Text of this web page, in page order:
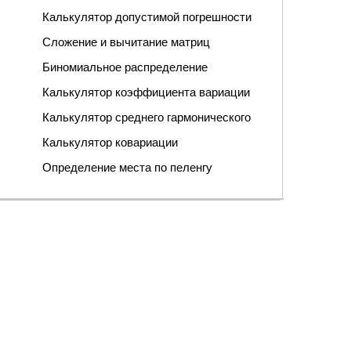
Калькулятор допустимой погрешности
Сложение и вычитание матриц
Биномиальное распределение
Калькулятор коэффициента вариации
Калькулятор среднего гармонического
Калькулятор ковариации
Определение места по пеленгу